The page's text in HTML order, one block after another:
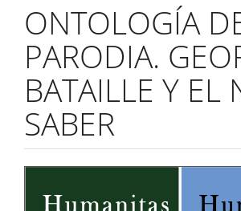
ONTOLOGÍA
PARODIA.
BATAILLE Y EL
SABER
Barra